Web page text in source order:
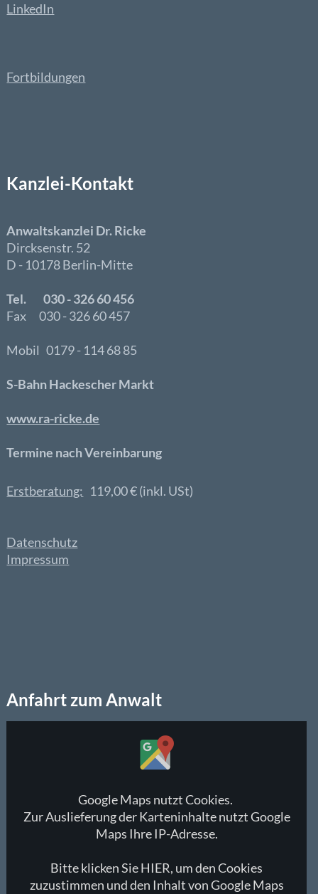
LinkedIn
Fortbildungen
Kanzlei-Kontakt
Anwaltskanzlei Dr. Ricke
Dircksenstr. 52
D - 10178 Berlin-Mitte
Tel. 030 - 326 60 456
Fax 030 - 326 60 457
Mobil 0179 - 114 68 85
S-Bahn Hackescher Markt
www.ra-ricke.de
Termine nach Vereinbarung
Erstberatung: 119,00 € (inkl. USt)
Datenschutz
Impressum
Anfahrt zum Anwalt
Google Maps nutzt Cookies.
Zur Auslieferung der Karteninhalte nutzt Google
Maps Ihre IP-Adresse.
Bitte klicken Sie HIER, um den Cookies
zuzustimmen und den Inhalt von Google Maps